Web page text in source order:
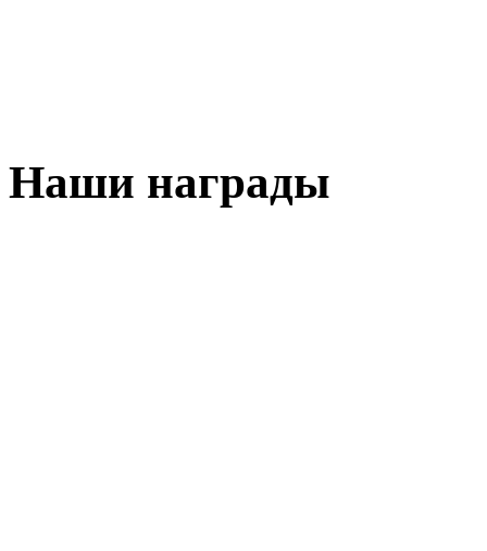
Наши награды